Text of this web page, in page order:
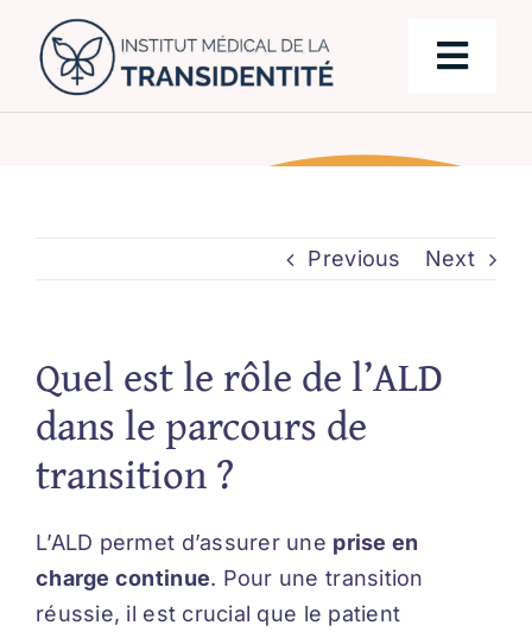
content
Prise en charge
Blog
Nous rejoindre
Foire aux questions
Previous Next
Quel est le rôle de l’ALD
dans le parcours de
transition ?
L’ALD permet d’assurer une prise en
charge continue. Pour une transition
réussie, il est crucial que le patient